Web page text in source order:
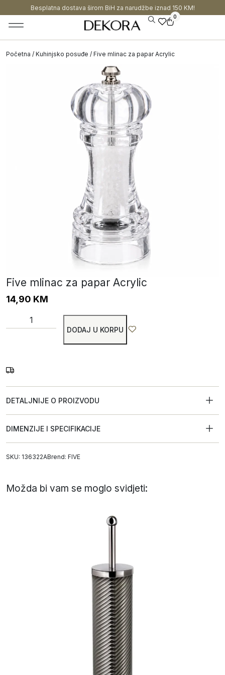
Besplatna dostava širom BiH za narudžbe iznad 150 KM!
0
Početna / Kuhinjsko posuđe / Five mlinac za papar Acrylic
Five mlinac za papar Acrylic
14,90 KM
DODAJ U KORPU
DETALJNIJE O PROIZVODU
DIMENZIJE I SPECIFIKACIJE
SKU: 136322ABrend: FIVE
Možda bi vam se moglo svidjeti: